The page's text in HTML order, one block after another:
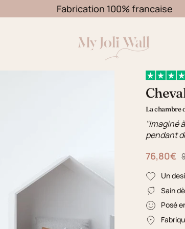
Fabrication 100% francaise
La chambre
"Imaginé
pendant
76,80€
Prix
Un
Sain
Posé